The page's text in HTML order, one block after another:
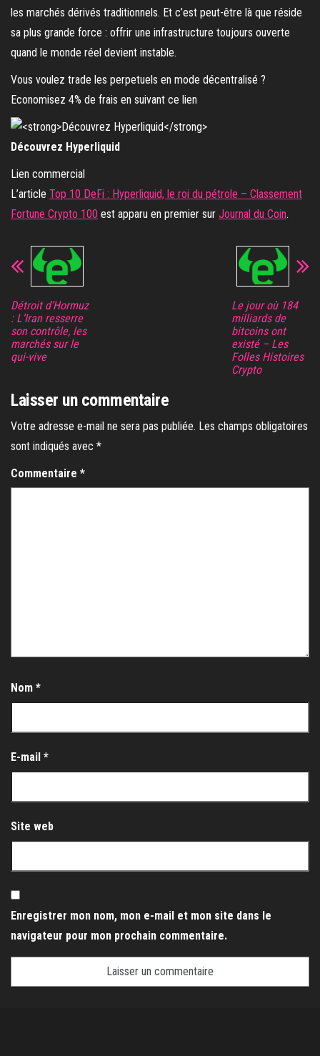
les marchés dérivés traditionnels. Et c’est peut-être là que réside
sa plus grande force : offrir une infrastructure toujours ouverte
quand le monde réel devient instable.
Vous voulez trade les perpetuels en mode décentralisé ?
Economisez 4% de frais en suivant ce lien
Découvrez Hyperliquid
Lien commercial
L’article Top 10 DeFi : Hyperliquid, le roi du pétrole – Classement
Fortune Crypto 100 est apparu en premier sur Journal du Coin.
Détroit d’Hormuz
: L’Iran resserre
son contrôle, les
marchés sur le
qui-vive
Le jour où 184
milliards de
bitcoins ont
existé – Les
Folles Histoires
Crypto
Laisser un commentaire
Votre adresse e-mail ne sera pas publiée. Les champs obligatoires
sont indiqués avec *
Commentaire *
Nom *
E-mail *
Site web
Enregistrer mon nom, mon e-mail et mon site dans le
navigateur pour mon prochain commentaire.